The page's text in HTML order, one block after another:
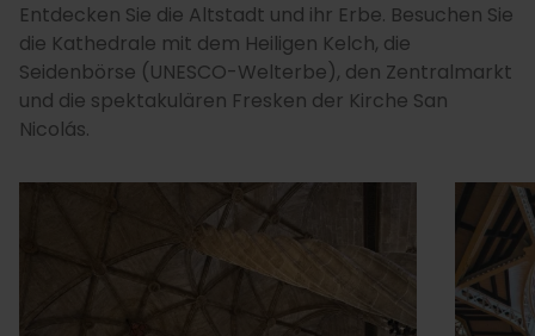
Entdecken Sie die Altstadt und ihr Erbe. Besuchen Sie
die Kathedrale mit dem Heiligen Kelch, die
Seidenbörse (UNESCO-Welterbe), den Zentralmarkt
und die spektakulären Fresken der Kirche San
Nicolás.